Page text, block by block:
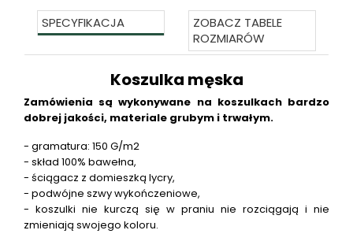
SPECYFIKACJA
ZOBACZ TABELE
ROZMIARÓW
Koszulka męska
Zamówienia są wykonywane na koszulkach bardzo
dobrej jakości, materiale grubym i trwałym.
- gramatura: 150 G/m2
- skład 100% bawełna,
- ściągacz z domieszką lycry,
- podwójne szwy wykończeniowe,
- koszulki nie kurczą się w praniu nie rozciągają i nie
zmieniają swojego koloru.